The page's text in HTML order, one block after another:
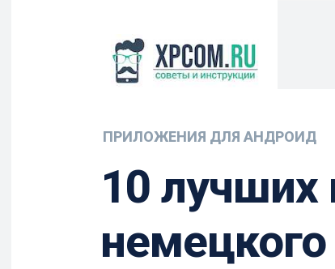
ПРИЛОЖЕНИЯ ДЛЯ АНДРОИД
10 лучших